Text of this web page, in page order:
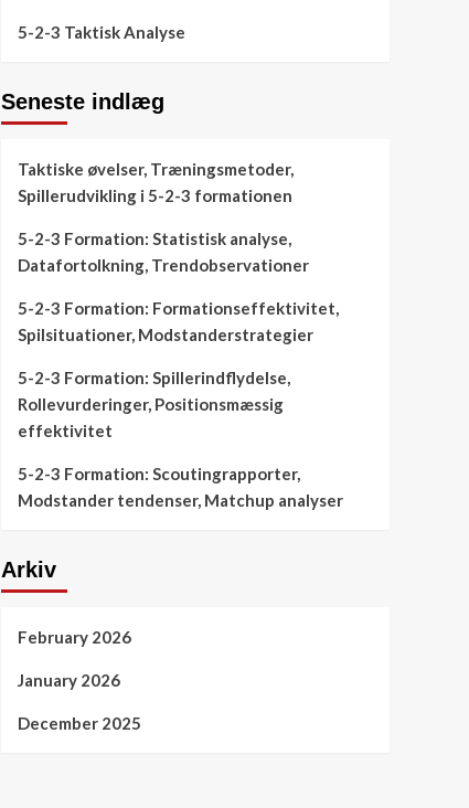
5-2-3 Taktisk Analyse
Seneste indlæg
Taktiske øvelser, Træningsmetoder,
Spillerudvikling i 5-2-3 formationen
5-2-3 Formation: Statistisk analyse,
Datafortolkning, Trendobservationer
5-2-3 Formation: Formationseffektivitet,
Spilsituationer, Modstanderstrategier
5-2-3 Formation: Spillerindflydelse,
Rollevurderinger, Positionsmæssig
effektivitet
5-2-3 Formation: Scoutingrapporter,
Modstander tendenser, Matchup analyser
Arkiv
February 2026
January 2026
December 2025